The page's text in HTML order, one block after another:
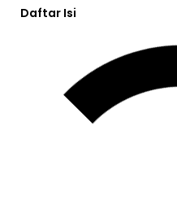
Daftar Isi